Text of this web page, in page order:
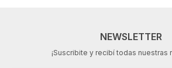
NEWSLETTER
¡Suscribite y recibí todas nuestras